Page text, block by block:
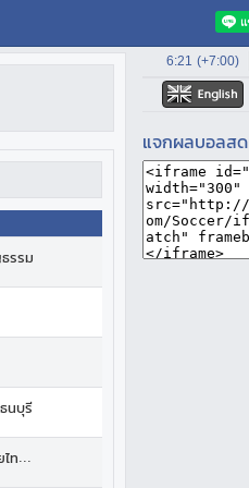
รรม
นบุรี
ยยิม
6:21 (+7:00)
แจกผลบอลสด